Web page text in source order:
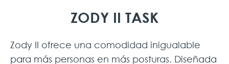
ZODY II TASK
Zody II ofrece una comodidad inigualable
para más personas en más posturas. Diseñada